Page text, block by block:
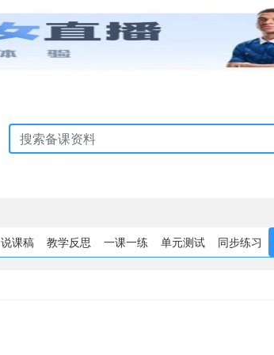
说课稿 教学反思 一课一练 单元测试 同步练习